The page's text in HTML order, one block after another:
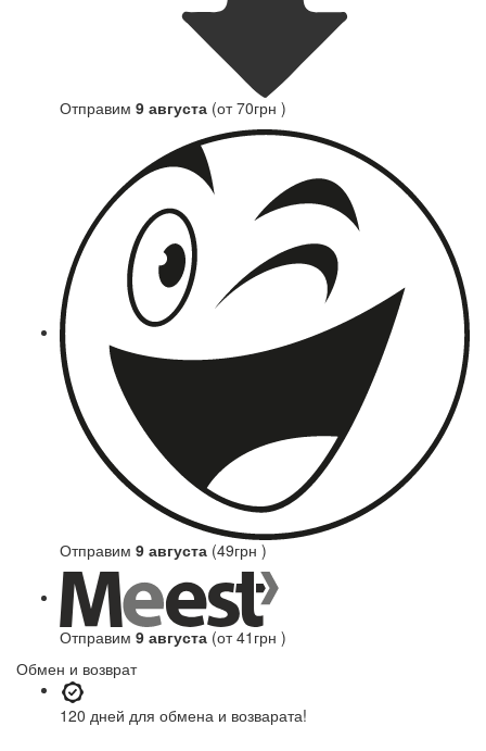
Отправим 9 августа (от 70грн )
Отправим 9 августа (49грн )
Отправим 9 августа (от 41грн )
Обмен и возврат
120 дней для обмена и возварата!